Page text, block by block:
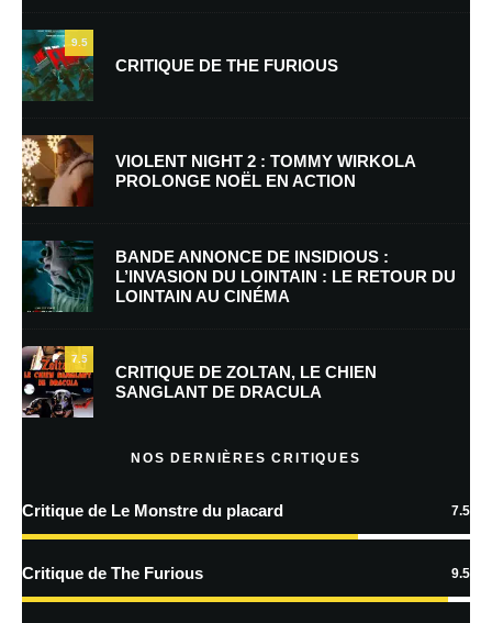
Nom*
E-mail *
Enregistrer mon nom, mon e-mail et mon site dans le navigateur pour
mon prochain commentaire.
Prévenez-moi de tous les nouveaux commentaires par e-mail.
Prévenez-moi de tous les nouveaux articles par e-mail.
En savoir
traitées
9.5
CRITIQUE DE THE FURIOUS
VIOLENT NIGHT 2 : TOMMY WIRKOLA
PROLONGE NOËL EN ACTION
BANDE ANNONCE DE INSIDIOUS :
L’INVASION DU LOINTAIN : LE RETOUR DU
LOINTAIN AU CINÉMA
7.5
CRITIQUE DE ZOLTAN, LE CHIEN
SANGLANT DE DRACULA
NOS DERNIÈRES CRITIQUES
Critique de Le Monstre du placard 7.5
Critique de The Furious 9.5